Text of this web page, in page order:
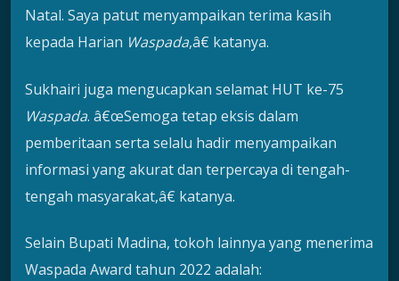
Natal. Saya patut menyampaikan terima kasih
kepada Harian Waspada,â€ katanya.
Sukhairi juga mengucapkan selamat HUT ke-75
Waspada. â€œSemoga tetap eksis dalam
pemberitaan serta selalu hadir menyampaikan
informasi yang akurat dan terpercaya di tengah-
tengah masyarakat,â€ katanya.
Selain Bupati Madina, tokoh lainnya yang menerima
Waspada Award tahun 2022 adalah: